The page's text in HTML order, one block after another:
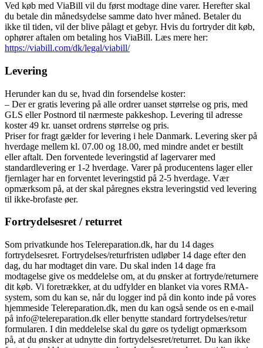
Ved køb med ViaBill vil du først modtage dine varer. Herefter skal
du betale din månedsydelse samme dato hver måned. Betaler du
ikke til tiden, vil der blive pålagt et gebyr. Hvis du fortryder dit køb,
ophører aftalen om betaling hos ViaBill. Læs mere her:
https://viabill.com/dk/legal/viabill/
Levering
Herunder kan du se, hvad din forsendelse koster:
– Der er gratis levering på alle ordrer uanset størrelse og pris, med
GLS eller Postnord til nærmeste pakkeshop. Levering til adresse
koster 49 kr. uanset ordrens størrelse og pris.
Priser for fragt gælder for levering i hele Danmark. Levering sker på
hverdage mellem kl. 07.00 og 18.00, med mindre andet er bestilt
eller aftalt. Den forventede leveringstid af lagervarer med
standardlevering er 1-2 hverdage. Varer på producentens lager eller
fjernlager har en forventet leveringstid på 2-5 hverdage. Vær
opmærksom på, at der skal påregnes ekstra leveringstid ved levering
til ikke-brofaste øer.
Fortrydelsesret / returret
Som privatkunde hos Telereparation.dk, har du 14 dages
fortrydelsesret. Fortrydelses/returfristen udløber 14 dage efter den
dag, du har modtaget din vare. Du skal inden 14 dage fra
modtagelse give os meddelelse om, at du ønsker at fortryde/returnere
dit køb. Vi foretrækker, at du udfylder en blanket via vores RMA-
system, som du kan se, når du logger ind på din konto inde på vores
hjemmeside Telereparation.dk, men du kan også sende os en e-mail
på info@telereparation.dk eller benytte standard fortrydelses/retur
formularen. I din meddelelse skal du gøre os tydeligt opmærksom
på, at du ønsker at udnytte din fortrydelsesret/returret. Du kan ikke